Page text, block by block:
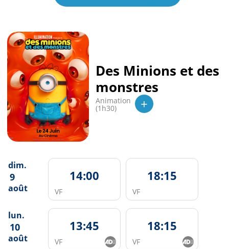
Des Minions et des
monstres
Animation
(1h30) +
dim.
9
août
14:00
VF
18:15
VF
lun.
10
août
13:45
VF
18:15
VF